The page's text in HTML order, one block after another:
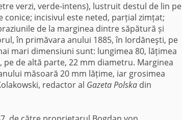
verzi, verde-intens), lustruit destul de lin pe
incisivul este neted, parțial zimțat;
de la marginea dintre săpătură și
în primăvara anului 1885, în Iordăneşti, pe
mari dimensiuni sunt: ​​lungimea 80, lățimea
pe de altă parte, 22 mm diametru. Marginea
măsoară 20 mm lățime, iar grosimea
redactor al Gazeta Polska din